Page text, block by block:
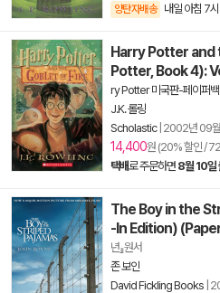
양탄자배송 내일 아침 7시
Harry Potter and
Potter, Book 4):
ry Potter 미국판-페이퍼
J.K. 롤링
Scholastic| 2002년 09월
14,400원 (20% 할인 /
택배로 주문하면 8월 10일
The Boy in the
-In Edition)
년』원서
존 보인
David Fickling Books